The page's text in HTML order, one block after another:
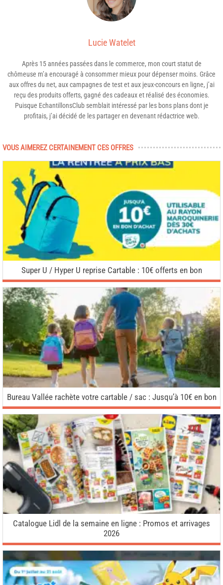
Lucie Watelet
Après 15 années passées dans le commerce, mon court statut de
chômeuse m’a encouragé à consommer mieux pour dépenser moins. Grâce
aux offres du net, aux campagnes de test et aux jeux-concours en ligne, j’ai
reçu des produits offerts, gagné des cadeaux et réalisé des économies.
Puisque EchantillonsClub semblait intéressé par les bons plans dont je
profitais, j’ai décidé de les partager en devenant rédactrice web.
VOUS AIMEREZ CERTAINEMENT CES OFFRES
Super U / Hyper U reprise Cartable : 10€ offerts en bon
Bureau Vallée rachète votre cartable / sac : Jusqu’à 10€ en bon
Catalogue Lidl de la semaine en ligne : Promos et arrivages
2026